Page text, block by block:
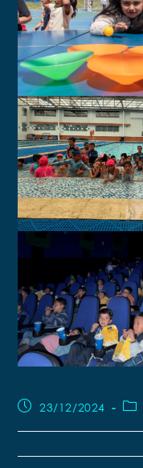
23/12/2024